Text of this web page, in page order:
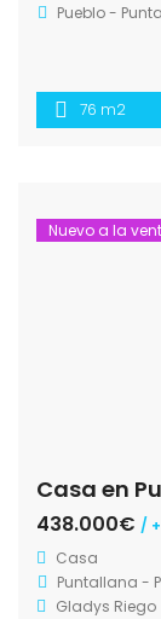
Pueblo -
76 m2
Nuevo a la
Casa en
438.000€ /
Casa
Puntallana -
Gladys Riego